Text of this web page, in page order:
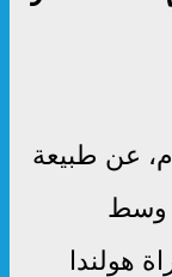
عن طبيعة
وسط
هولندا